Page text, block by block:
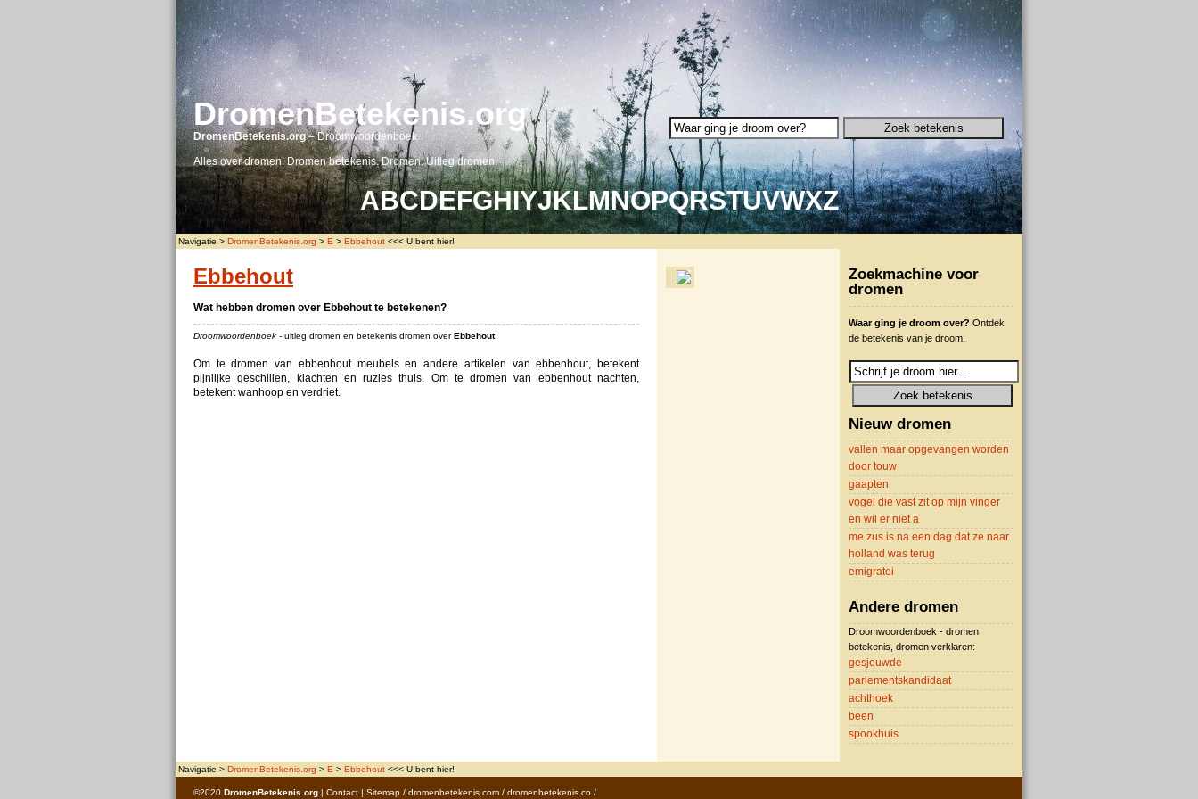
DromenBetekenis.org
DromenBetekenis.org– Droomwoordenboek.
Alles over dromen. Dromen betekenis. Dromen. Uitleg dromen.
ABCDEFGHIYJKLMNOPQRSTUVWXZ
Navigatie > DromenBetekenis.org > E > Ebbehout <<< U bent hier!
Ebbehout
Wat hebben dromen over Ebbehout te betekenen?
Droomwoordenboek - uitleg dromen en betekenis dromen overEbbehout:
Om te dromen van ebbenhout meubels en andere artikelen van ebbenhout, betekent
pijnlijke geschillen, klachten en ruzies thuis. Om te dromen van ebbenhout nachten,
betekent wanhoop en verdriet.
Zoekmachine voor
dromen
Waar ging je droom over? Ontdek
de betekenis van je droom.
Nieuw dromen
vallen maar opgevangen worden
door touw
gaapten
vogel die vast zit op mijn vinger
en wil er niet a
me zus is na een dag dat ze naar
holland was terug
emigratei
Andere dromen
Droomwoordenboek - dromen
betekenis, dromen verklaren:
gesjouwde
parlementskandidaat
achthoek
been
spookhuis
Navigatie > DromenBetekenis.org > E > Ebbehout <<< U bent hier!
©2020 DromenBetekenis.org | Contact | Sitemap / dromenbetekenis.com / dromenbetekenis.co /